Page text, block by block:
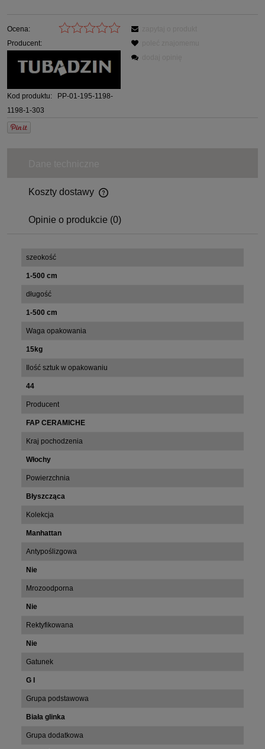
Ocena:
Producent:
Kod produktu:
PP-01-195-1198-
1198-1-303
Koszty dostawy
Opinie o produkcie (0)
szeokość
1-500 cm
długość
1-500 cm
Waga opakowania
15kg
Ilość sztuk w opakowaniu
44
Producent
FAP CERAMICHE
Kraj pochodzenia
Włochy
Powierzchnia
Błyszcząca
Kolekcja
Manhattan
Antypoślizgowa
Nie
Mrozoodporna
Nie
Rektyfikowana
Nie
Gatunek
G I
Grupa podstawowa
Biała glinka
Grupa dodatkowa